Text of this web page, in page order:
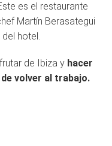
es el restaurante
Martín Berasategui
hotel.
de Ibiza y hacer
volver al trabajo.